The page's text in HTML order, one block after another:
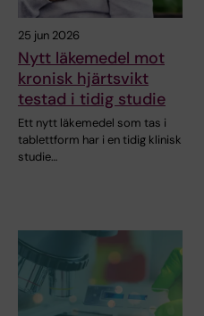
25 jun 2026
Nytt läkemedel mot
kronisk hjärtsvikt
testad i tidig studie
Ett nytt läkemedel som tas i
tablettform har i en tidig klinisk
studie…